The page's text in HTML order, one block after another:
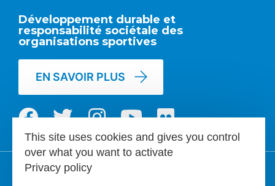
Développement durable et
responsabilité sociétale des
organisations sportives
EN SAVOIR PLUS
This site uses cookies and gives you control
over what you want to activate
Privacy policy